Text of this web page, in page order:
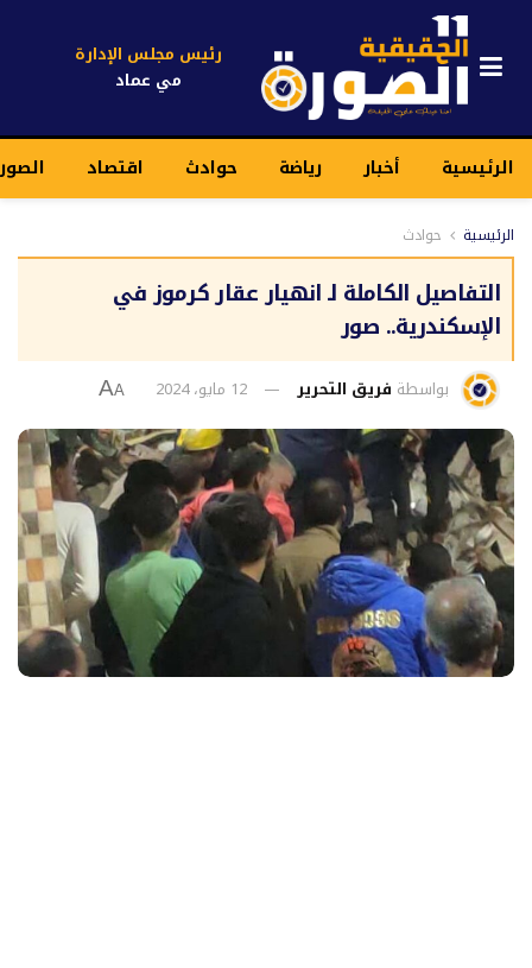
رئيس مجلس الإدارة
مي عماد
الرئيسية أخبار رياضة حوادث اقتصاد
الرئيسية حوادث
التفاصيل الكاملة لـ انهيار عقار كرموز في
الإسكندرية.. صور
بواسطة فريق التحرير 12 مايو، 2024 A
A